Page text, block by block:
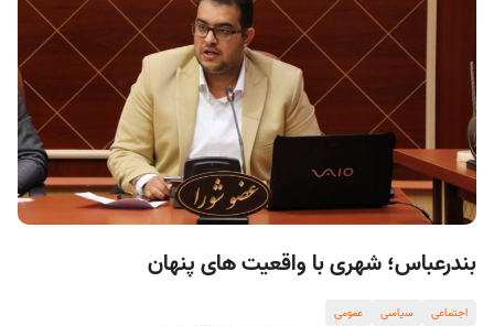
بندرعباس؛ شهری با واقعیت های پنهان
اجتماعی سیاسی عمومی